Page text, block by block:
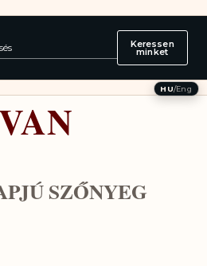
Keressen
minket
HU/Eng
SZŐNYEG